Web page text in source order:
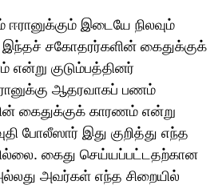
ஈரானுக்கும் இடையே நிலவும்
சகோதரர்களின் கைதுக்குக்
என்று குடும்பத்தினர்
ஆதரவாகப் பணம்
கைதுக்குக் காரணம் என்று
போலீஸார் இது குறித்து எந்த
கைது செய்யப்பட்டதற்கான
அவர்கள் எந்த சிறையில்